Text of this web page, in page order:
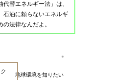
替エネルギー法」は、
石油に頼らないエネルギ
法律なんだよ。
地球環境を知りたい